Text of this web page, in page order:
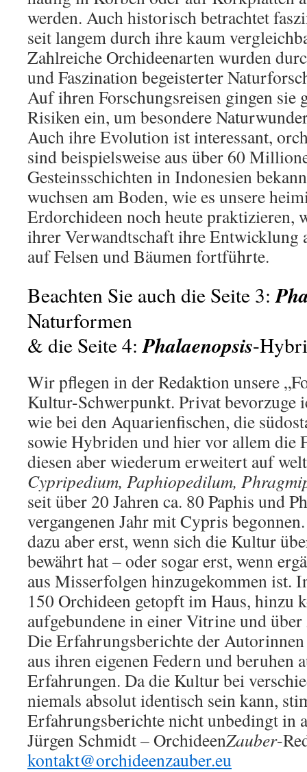
werden. Auch historisch betrachtet
seit langem durch ihre kaum
Zahlreiche Orchideenarten wurden
und Faszination begeisterter
Auf ihren Forschungsreisen gingen sie
Risiken ein, um besondere
Auch ihre Evolution ist interessant,
sind beispielsweise aus über 60
Gesteinsschichten in Indonesien
wuchsen am Boden, wie es unsere
Erdorchideen noch heute praktizieren,
ihrer Verwandtschaft ihre Entwicklung
auf Felsen und Bäumen fortführte.
Beachten Sie auch die Seite 3:
Naturformen
& die Seite 4:Phalaenopsis-
Wir pflegen in der Redaktion unsere
Kultur-Schwerpunkt. Privat bevorzuge
wie bei den Aquarienfischen, die
sowie Hybriden und hier vor allem die
diesen aber wiederum erweitert auf
Cypripedium, Paphiopedilum,
seit über 20 Jahren ca. 80 Paphis und
vergangenen Jahr mit Cypris
dazu aber erst, wenn sich die Kultur
bewährt hat – oder sogar erst, wenn
aus Misserfolgen hinzugekommen ist.
150 Orchideen getopft im Haus, hinzu
aufgebundene in einer Vitrine und
Die Erfahrungsberichte der
aus ihren eigenen Federn und beruhen
Erfahrungen. Da die Kultur bei
niemals absolut identisch sein kann,
Erfahrungsberichte nicht unbedingt in
Jürgen Schmidt – OrchideenZauber-
kontakt@orchideenzauber.eu